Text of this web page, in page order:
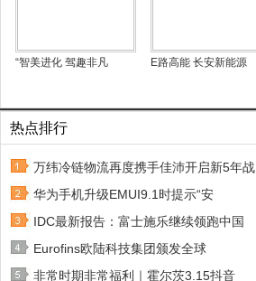
“智美进化 驾趣非凡 E路高能 长安新能源
热点排行
万纬冷链物流再度携手佳沛开启新5年战
华为手机升级EMUI9.1时提示“安
IDC最新报告：富士施乐继续领跑中国
Eurofins欧陆科技集团颁发全球
非常时期非常福利｜霍尔茨3.15抖音